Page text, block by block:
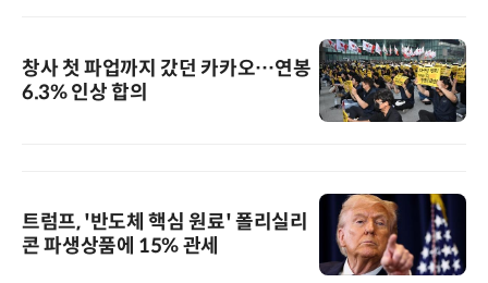
창사 첫 파업까지 갔던 카카오…연봉
6.3% 인상 합의
트럼프, '반도체 핵심 원료' 폴리실리
콘 파생상품에 15% 관세